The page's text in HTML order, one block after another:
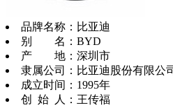
品牌名称：比亚迪
别 名：BYD
产 地：深圳市
隶属公司：比亚迪股份有限公
成立时间：1995年
创 始 人：王传福